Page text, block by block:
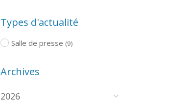
Types d'actualité
Salle de presse (9)
Archives
2026